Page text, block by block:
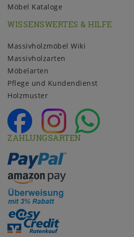
Möbel Kataloge
WISSENSWERTES & HILFE
Massivholzmöbel Wiki
Massivholzarten
Möbelarten
Pflege und Kundendienst
Holzmuster
ZAHLUNGSARTEN